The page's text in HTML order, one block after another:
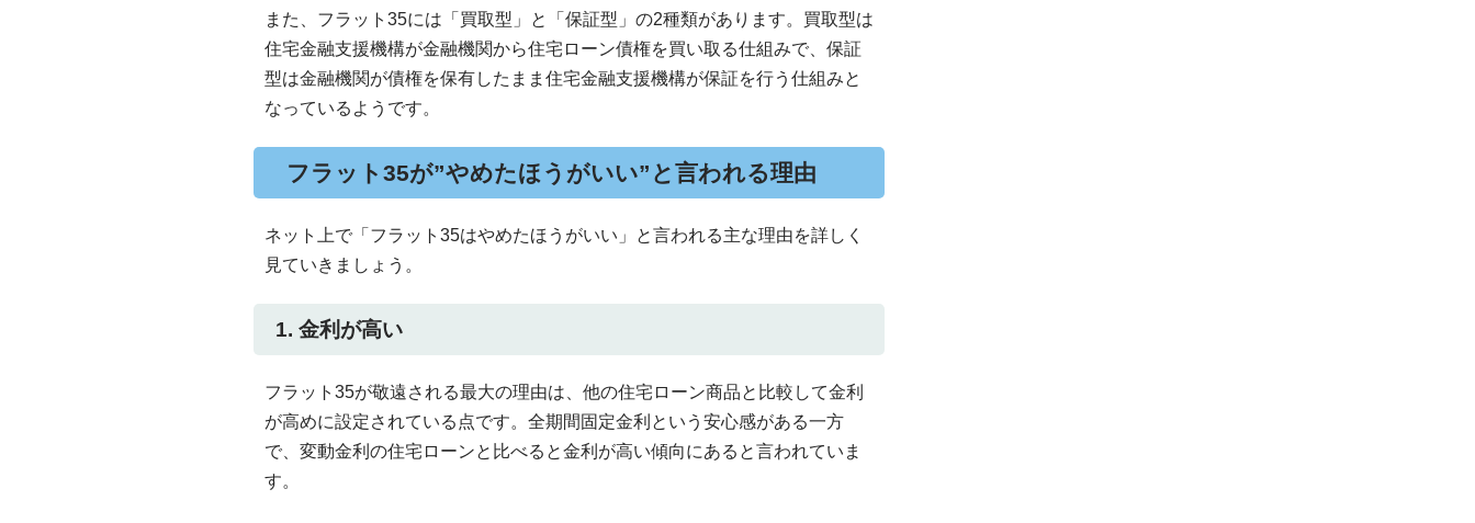
また、フラット35には「買取型」と「保証型」の2種類があります。買取型は
住宅金融支援機構が金融機関から住宅ローン債権を買い取る仕組みで、保証
型は金融機関が債権を保有したまま住宅金融支援機構が保証を行う仕組みと
なっているようです。
フラット35が”やめたほうがいい”と言われる理由
ネット上で「フラット35はやめたほうがいい」と言われる主な理由を詳しく
見ていきましょう。
1. 金利が高い
フラット35が敬遠される最大の理由は、他の住宅ローン商品と比較して金利
が高めに設定されている点です。全期間固定金利という安心感がある一方
で、変動金利の住宅ローンと比べると金利が高い傾向にあると言われていま
す。